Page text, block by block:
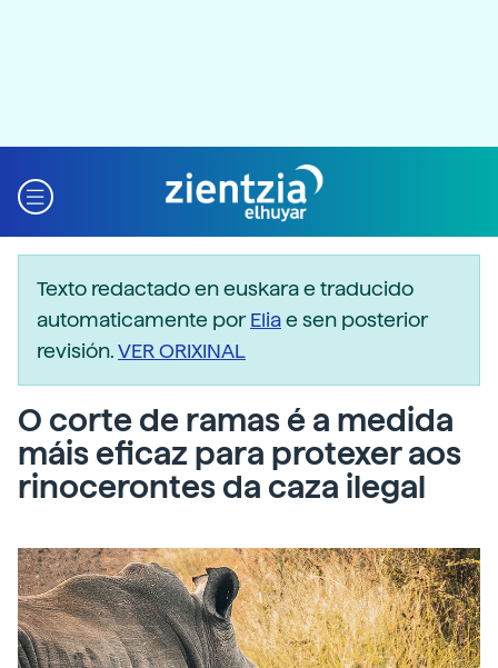
Texto redactado en euskara e traducido
automaticamente porEliae sen posterior
revisión.VER ORIXINAL
O corte de ramas é a medida
máis eficaz para protexer aos
rinocerontes da caza ilegal